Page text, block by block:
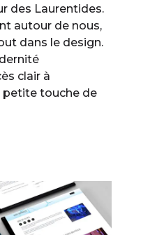
des Laurentides.
autour de nous,
dans le design.
clair à
petite touche de